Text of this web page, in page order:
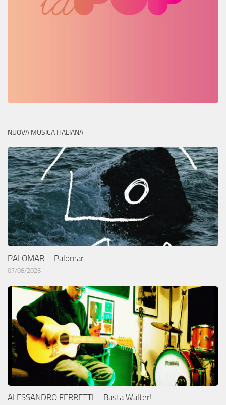
NUOVA MUSICA ITALIANA
PALOMAR – Palomar
07/08/2026
ALESSANDRO FERRETTI – Basta Walter!